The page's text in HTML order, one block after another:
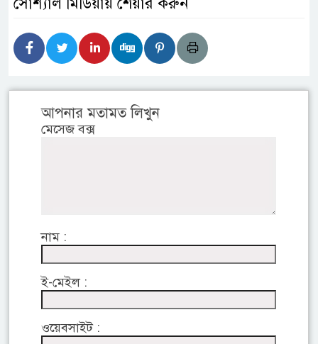
আপনার মতামত লিখুন
মেসেজ বক্স
নাম :
ই-মেইল :
ওয়েবসাইট :